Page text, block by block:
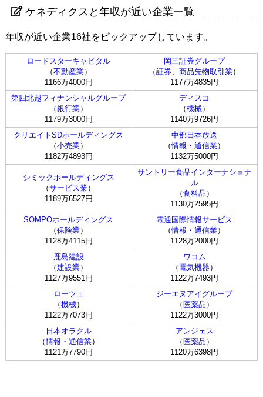
ケネディクスと年収が近い企業一覧
年収が近い企業16社をピックアップしています。
ロードスターキャピタル
（不動産業）
1166万4000円
岡三証券グループ
（証券、商品先物取引業）
1177万4835円
第四北越フィナンシャルグループ
（銀行業）
1179万3000円
ディスコ
（機械）
1140万9726円
クリエイトSDホールディングス
（小売業）
1182万4893円
中部日本放送
（情報・通信業）
1132万5000円
シミックホールディングス
（サービス業）
1189万6527円
サントリー食品インターナショナ
ル
（食料品 ）
1130万2595円
SOMPOホールディングス
（保険業）
1128万4115円
電通国際情報サービス
（情報・通信業）
1128万2000円
鹿島建設
（建設業）
1127万9551円
ワコム
（ 電気機器）
1122万7493円
ローツェ
（機械）
1122万7073円
ジーエヌアイグループ
（ 医薬品 ）
1122万3000円
日本オラクル
（情報・通信業）
1121万7790円
アンジェス
（ 医薬品 ）
1120万6398円